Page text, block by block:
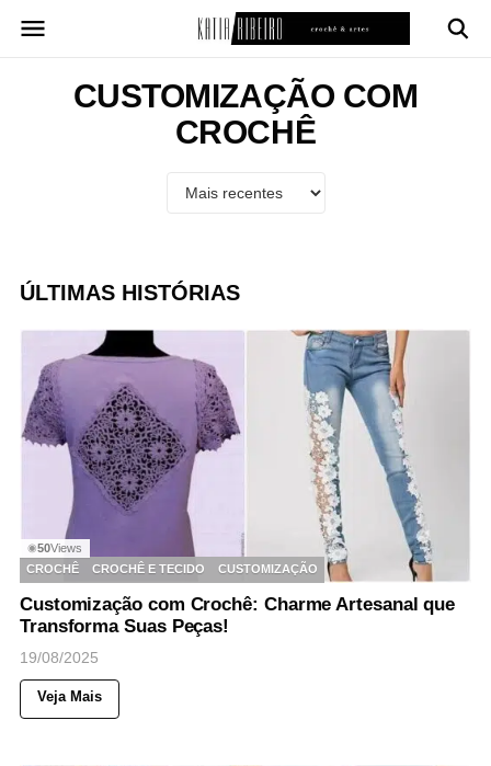
para
CUSTOMIZAÇÃO COM
CROCHÊ
ÚLTIMAS HISTÓRIAS
◉50Views
CROCHÊ
CROCHÊ E TECIDO CUSTOMIZAÇÃO
Customização com Crochê: Charme Artesanal que
Transforma Suas Peças!
19/08/2025
Veja Mais